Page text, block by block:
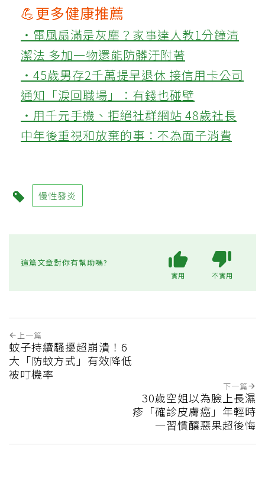
💪更多健康推薦
‧電風扇滿是灰塵？家事達人教1分鐘清
潔法 多加一物還能防髒汙附著
‧45歲男存2千萬提早退休 接信用卡公司
通知「淚回職場」：有錢也碰壁
‧用千元手機、拒絕社群網站 48歲社長
中年後重視和放棄的事：不為面子消費
慢性發炎
這篇文章對你有幫助嗎?
實用 不實用
上一篇
蚊子持續騷擾超崩潰！6
大「防蚊方式」有效降低
被叮機率
下一篇
30歲空姐以為臉上長濕
疹「確診皮膚癌」年輕時
一習慣釀惡果超後悔